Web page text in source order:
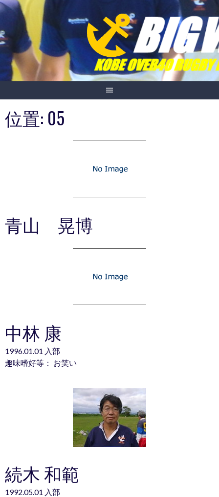
Skip
content
位置: 05
青山 晃博
中林 康
1996.01.01 入部
趣味嗜好等： お笑い
続木 和範
1992.05.01 入部